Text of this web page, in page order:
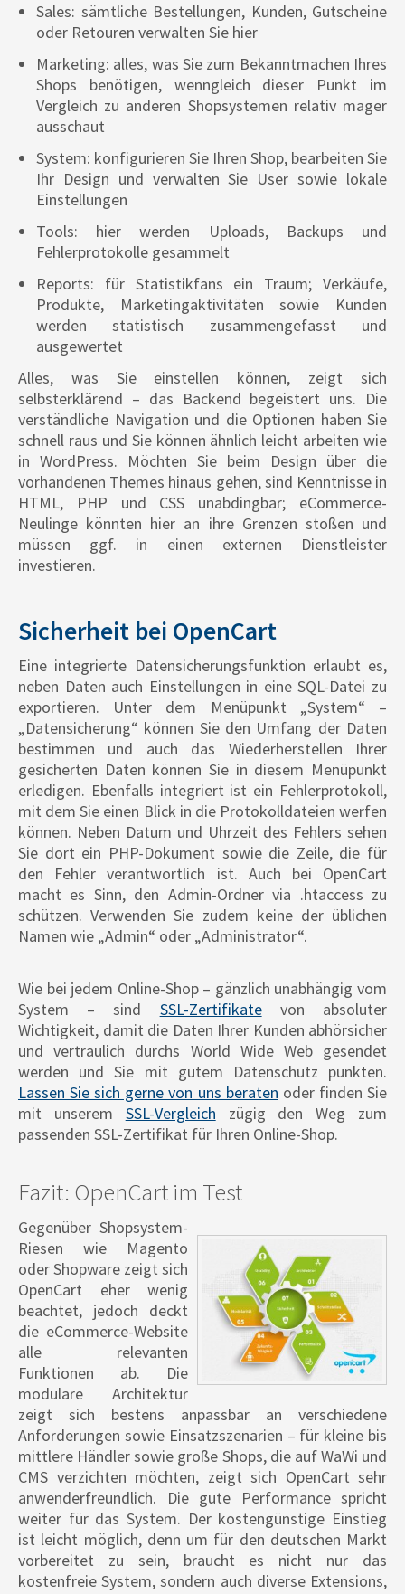
Sales: sämtliche Bestellungen, Kunden, Gutscheine
oder Retouren verwalten Sie hier
Marketing: alles, was Sie zum Bekanntmachen Ihres
Shops benötigen, wenngleich dieser Punkt im
Vergleich zu anderen Shopsystemen relativ mager
ausschaut
System: konfigurieren Sie Ihren Shop, bearbeiten Sie
Ihr Design und verwalten Sie User sowie lokale
Einstellungen
Tools: hier werden Uploads, Backups und
Fehlerprotokolle gesammelt
Reports: für Statistikfans ein Traum; Verkäufe,
Produkte, Marketingaktivitäten sowie Kunden
werden statistisch zusammengefasst und
ausgewertet
Alles, was Sie einstellen können, zeigt sich
selbsterklärend – das Backend begeistert uns. Die
verständliche Navigation und die Optionen haben Sie
schnell raus und Sie können ähnlich leicht arbeiten wie
in WordPress. Möchten Sie beim Design über die
vorhandenen Themes hinaus gehen, sind Kenntnisse in
HTML, PHP und CSS unabdingbar; eCommerce-
Neulinge könnten hier an ihre Grenzen stoßen und
müssen ggf. in einen externen Dienstleister
investieren.
Sicherheit bei OpenCart
Eine integrierte Datensicherungsfunktion erlaubt es,
neben Daten auch Einstellungen in eine SQL-Datei zu
exportieren. Unter dem Menüpunkt „System“ –
„Datensicherung“ können Sie den Umfang der Daten
bestimmen und auch das Wiederherstellen Ihrer
gesicherten Daten können Sie in diesem Menüpunkt
erledigen. Ebenfalls integriert ist ein Fehlerprotokoll,
mit dem Sie einen Blick in die Protokolldateien werfen
können. Neben Datum und Uhrzeit des Fehlers sehen
Sie dort ein PHP-Dokument sowie die Zeile, die für
den Fehler verantwortlich ist. Auch bei OpenCart
macht es Sinn, den Admin-Ordner via .htaccess zu
schützen. Verwenden Sie zudem keine der üblichen
Namen wie „Admin“ oder „Administrator“.
Wie bei jedem Online-Shop – gänzlich unabhängig vom
System – sind SSL-Zertifikatevon absoluter
Wichtigkeit, damit die Daten Ihrer Kunden abhörsicher
und vertraulich durchs World Wide Web gesendet
werden und Sie mit gutem Datenschutz punkten.
Lassen Sie sich gerne von uns beraten oder finden Sie
mit unserem SSL-Vergleich zügig den Weg zum
passenden SSL-Zertifikat für Ihren Online-Shop.
Fazit: OpenCart im Test
Gegenüber Shopsystem-
Riesen wie Magento
oder Shopware zeigt sich
OpenCart eher wenig
beachtet, jedoch deckt
die eCommerce-Website
alle relevanten
Funktionen ab. Die
modulare Architektur
zeigt sich bestens anpassbar an verschiedene
Anforderungen sowie Einsatzszenarien – für kleine bis
mittlere Händler sowie große Shops, die auf WaWi und
CMS verzichten möchten, zeigt sich OpenCart sehr
anwenderfreundlich. Die gute Performance spricht
weiter für das System. Der kostengünstige Einstieg
ist leicht möglich, denn um für den deutschen Markt
vorbereitet zu sein, braucht es nicht nur das
kostenfreie System, sondern auch diverse Extensions,